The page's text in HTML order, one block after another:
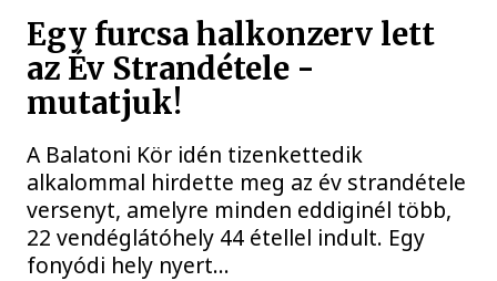
Egy furcsa halkonzerv lett
az Év Strandétele -
mutatjuk!
A Balatoni Kör idén tizenkettedik
alkalommal hirdette meg az év strandétele
versenyt, amelyre minden eddiginél több,
22 vendéglátóhely 44 étellel indult. Egy
fonyódi hely nyert...